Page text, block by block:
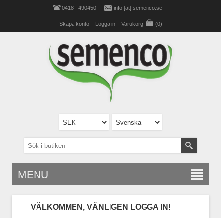
0418 - 490450 info [at] semenco.se
Skapa konto Logga in Varukorg (0)
MENU
VÄLKOMMEN, VÄNLIGEN LOGGA IN!